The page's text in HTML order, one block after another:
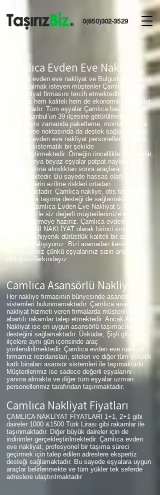
0(850)302-3529
Çamlıca Evden Eve Nakliyat
Çamlıca evden eve nakliyat ve Bulgurlu depolama
hizmeti almak isteyen müşteriler Çamlıca evden
eve nakliyat firmasını tercih etmektedir. Çünkü
firmamız hem kaliteli hem de ekonomik bir hizmet
sunmaktadır. Tüm eşyalar Çamlıca başta olmak
üzere İstanbul’un 39 ilçesine götürülmektedir.
Firma, aynı zamanda paketleme, montaj, sökme
ve kolileme noktasında da destek sağlamaktadır.
Çamlıca evden eve nakliyat personelleri, taşıma
işlemleri sistematik bir şekilde
gerçekleştirmektedir. Örneğin öncellikle mobilyalar,
bazalar veya beyaz eşyalar patpat naylonlar ile
koruma altına alındıktan sonra araçlara
yüklenmektedir. Bu sayede hassas olan
malzemelerin ezilme riskleri ortadan
kaldırılmaktadır. Çamlıca nakliye, ofis taşıma ve
parça eşya taşıma desteği de sağlamaktadır.
İstanbul Çamlıca Evden Eve Nakliyat 5 Yıllık
tecrübemizle siz değerli müşterilerimize en iyi
hizmeti vermeye hazırız. Çamlıca evden eve
nakliyat ANI NAKLİYAT olarak birinci sınıf
kalitesiyle hijyenik dürüstlük kaliteli bir arada da
tutmaya çalışıyoruz. Bizi aramadan kesinlikle
taşınmayınız çünkü eşyalarınız sizin anılarınız
olduğunu farkındayız.
Çamlıca Asansörlü Nakliyat
Her nakliye firmasının bünyesinde asansör
sistemleri bulunmamaktadır. Çamlıca asansörlü
nakliyat hizmeti veren firmalarda müşterilerinden
abartılı rakamlar talep etmektedir. Ancak Anı
Nakliyat ise en uygun asansörlü taşımacılık
desteğini sağlamaktadır. Üsküdar, Şişli gibi
ilçelere aynı gün içerisinde araç
yönlendirilmektedir. Çamlıca evden eve nakliyat
firmamız rezidansları, siteleri ve diğer tüm yüksek
katlı binaları asansör sistemleri ile taşımaktadır.
Müşterilerimiz ise sadece değerli eşyalarını
yanına almakta ve diğer tüm eşyalar uzman
personellerimiz tarafından taşınmaktadır.
Çamlıca Nakliyat Fiyatları
ÇAMLICA NAKLİYAT FİYATLARI 1+1, 2+1 gibi
daireler 1000 &1500 Türk Lirası gibi rakamlar ile
taşınmaktadır. Diğer büyük daireler için de
indirimler gerçekleştirilmektedir. Çamlıca evden
eve nakliyat, profesyonel bir taşıma süreci
geçirmek için talep edilen adreslere ekspertiz
desteği sağlamaktadır. Bu sayede eşyalara uygun
araçlar belirlenmekte ve tüm yükler tek seferde
adreslere ulaştırılmaktadır